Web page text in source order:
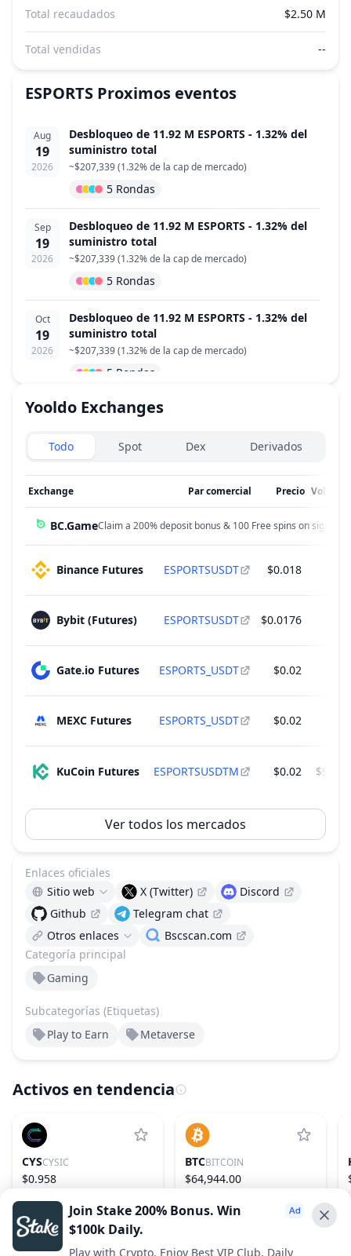
Total recaudados $2.50 M
Total vendidas --
ESPORTS Proximos eventos
Aug
19
2026
Desbloqueo de 11.92 M ESPORTS - 1.32% del
suministro total
~$207,339(1.32% de la cap de mercado)
5 Rondas
Sep
19
2026
Desbloqueo de 11.92 M ESPORTS - 1.32% del
suministro total
~$207,339(1.32% de la cap de mercado)
5 Rondas
Oct
19
2026
Desbloqueo de 11.92 M ESPORTS - 1.32% del
suministro total
~$207,339(1.32% de la cap de mercado)
5 Rondas
Nov
2026
Desbloqueo de 11.92 M ESPORTS - 1.32% del
~ (1.32% de la cap de mercado
19
2026 ~$207,339 1.32% de la cap de mercado
Jan
19
2027
Desbloqueo de 11.92 M ESPORTS - 1.32% del
~$207,339(1.32% de la cap de mercado)
5 Rondas
Yooldo Exchanges
Exchanges type
Todo Spot Dex Derivados
Exchange Par comercial Precio
BC.GameClaim a 200% deposit bonus & 100 Free spins on sign up!
Binance Futures ESPORTSUSDT $0.018
Bybit (Futures) ESPORTSUSDT $0.0176
Gate.io Futures ESPORTS_USDT $0.02
MEXC Futures ESPORTS_USDT $0.02
KuCoin Futures ESPORTSUSDTM $0.02
Ver todos los mercados
Categoría principal
Gaming
Subcategorías (Etiquetas)
Play to Earn
Metaverse
Enlaces oficiales
Sitio web
X (Twitter)
Discord
Github
Telegram chat
Otros enlaces
Bscscan.com
Activos en tendencia
CYSCYSIC
$0.958
BTCBITCOIN
$64,944.00
Advertise With Us ⭐️
Join Stake 200% Bonus. Win
$100k Daily.
Play with Crypto, Enjoy Best VIP Club, Daily